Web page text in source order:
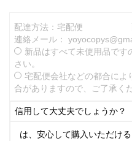
配達方法：宅配便
連絡メール：
新品はすべて未使用品です
さい。
宅配便会社などの都合によ
合がありますので、ご了承く
信用して大丈夫でしょうか？
は、安心して購入いただけ